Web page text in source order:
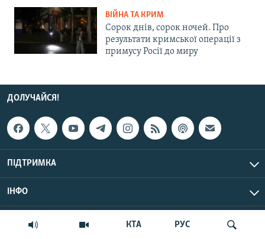
КТА РУС
ВІЙНА ТА КРИМ
Сорок днів, сорок ночей. Про
результати кримської операції з
примусу Росії до миру
ДОЛУЧАЙСЯ!
ПІДТРИМКА
ІНФО
© Крим.Реалії, 2026 | Усі права застережено.